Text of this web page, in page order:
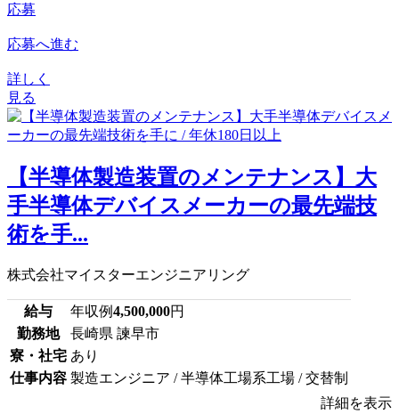
応募
応募へ進む
詳しく
見る
【半導体製造装置のメンテナンス】大
手半導体デバイスメーカーの最先端技
術を手...
株式会社マイスターエンジニアリング
給与 年収例4,500,000円
勤務地
長崎県 諫早市
寮・社宅 あり
仕事内容 製造エンジニア / 半導体工場系工場 / 交替制
詳細を表示